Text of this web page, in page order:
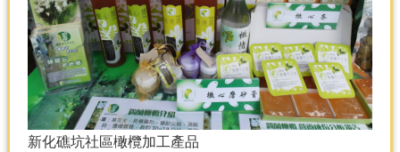
新化礁坑社區橄欖加工產品